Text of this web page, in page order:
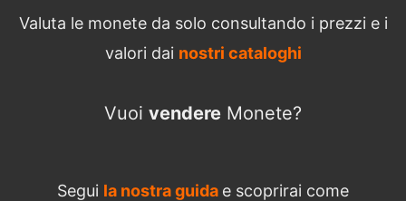
Valuta le monete da solo consultando i prezzi e i
valori dai nostri cataloghi
Vuoi vendere Monete?
Segui la nostra guida e scoprirai come